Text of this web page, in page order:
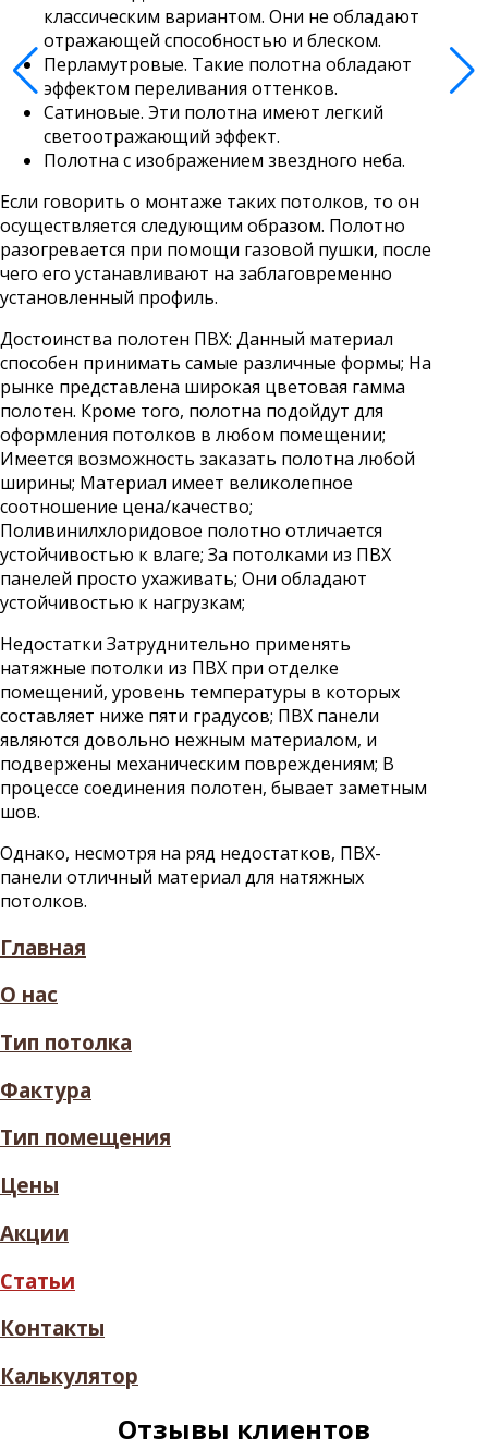
классическим вариантом. Они не обладают
отражающей способностью и блеском.
Перламутровые. Такие полотна обладают
эффектом переливания оттенков.
Сатиновые. Эти полотна имеют легкий
светоотражающий эффект.
Полотна с изображением звездного неба.
Если говорить о монтаже таких потолков, то он
осуществляется следующим образом. Полотно
разогревается при помощи газовой пушки, после
чего его устанавливают на заблаговременно
установленный профиль.
Достоинства полотен ПВХ: Данный материал
способен принимать самые различные формы; На
рынке представлена широкая цветовая гамма
полотен. Кроме того, полотна подойдут для
оформления потолков в любом помещении;
Имеется возможность заказать полотна любой
ширины; Материал имеет великолепное
соотношение цена/качество;
Поливинилхлоридовое полотно отличается
устойчивостью к влаге; За потолками из ПВХ
панелей просто ухаживать; Они обладают
устойчивостью к нагрузкам;
Недостатки Затруднительно применять
натяжные потолки из ПВХ при отделке
помещений, уровень температуры в которых
составляет ниже пяти градусов; ПВХ панели
являются довольно нежным материалом, и
подвержены механическим повреждениям; В
процессе соединения полотен, бывает заметным
шов.
Однако, несмотря на ряд недостатков, ПВХ-
панели отличный материал для натяжных
потолков.
Главная
О нас
Тип потолка
Фактура
Тип помещения
Цены
Акции
Статьи
Контакты
Калькулятор
Отзывы клиентов